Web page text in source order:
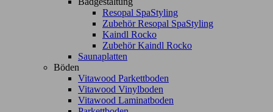
Resopal SpaStyling
Zubehör Resopal SpaStyling
Kaindl Rocko
Zubehör Kaindl Rocko
Saunaplatten
Böden
Vitawood Parkettboden
Vitawood Vinylboden
Vitawood Laminatboden